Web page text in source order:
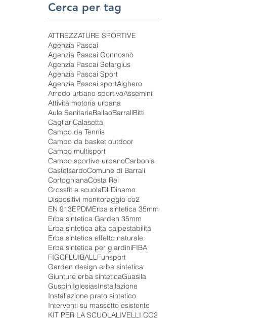
Cerca per tag
ATTREZZATURE SPORTIVE
Agenzia Pascai
Agenzia Pascai Gonnosnò
Agenzia Pascai Selargius
Agenzia Pascai Sport
Agenzia Pascai sportAlghero
Arredo urbano sportivoAssemini
Attività motoria urbana
Aule SanitarieBallaoBarraliBitti
CagliariCalasetta
Campo da Tennis
Campo da basket outdoor
Campo multisport
Campo sportivo urbanoCarbonia
CastelsardoComune di Barrali
CortoghianaCosta Rei
Crossfit e scuolaDLDinamo
Dispositivi monitoraggio co2
EN 913EPDMErba sintetica 35mm
Erba sintetica Garden 35mm
Erba sintetica alta calpestabilità
Erba sintetica effetto naturale
Erba sintetica per giardiniFIBA
FIGCFLUIBALLFunsport
Garden design erba sintetica
Giunture erba sinteticaGuasila
GuspiniIglesiasInstallazione
Installazione prato sintetico
Interventi su massetto esistente
KIT PER LA SCUOLALIVELLI CO2